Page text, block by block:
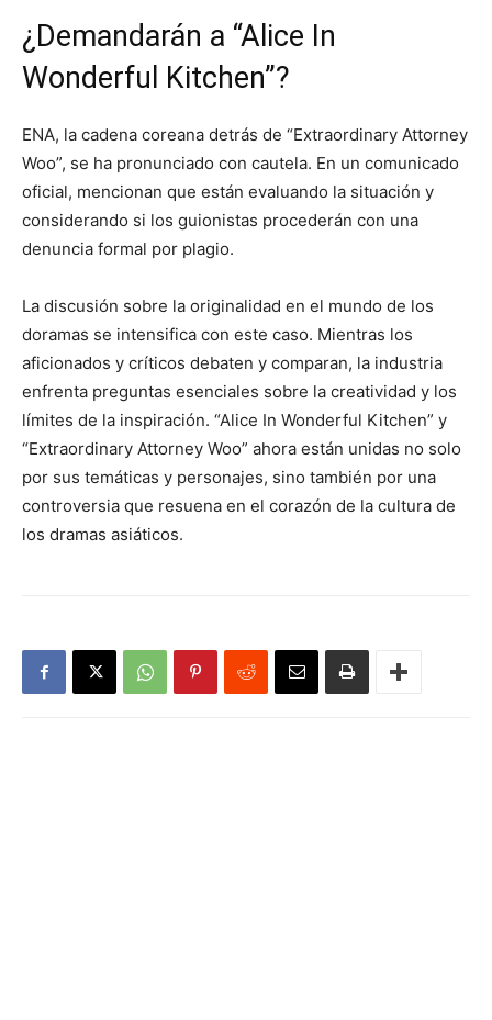
¿Demandarán a “Alice In
Wonderful Kitchen”?
ENA, la cadena coreana detrás de “Extraordinary Attorney
Woo”, se ha pronunciado con cautela. En un comunicado
oficial, mencionan que están evaluando la situación y
considerando si los guionistas procederán con una
denuncia formal por plagio.
La discusión sobre la originalidad en el mundo de los
doramas se intensifica con este caso. Mientras los
aficionados y críticos debaten y comparan, la industria
enfrenta preguntas esenciales sobre la creatividad y los
límites de la inspiración. “Alice In Wonderful Kitchen” y
“Extraordinary Attorney Woo” ahora están unidas no solo
por sus temáticas y personajes, sino también por una
controversia que resuena en el corazón de la cultura de
los dramas asiáticos.